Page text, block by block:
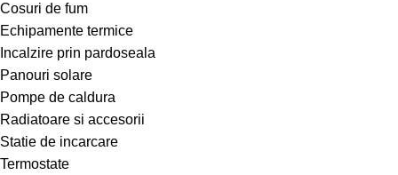
Cosuri de fum
Echipamente termice
Incalzire prin pardoseala
Panouri solare
Pompe de caldura
Radiatoare si accesorii
Statie de incarcare
Termostate